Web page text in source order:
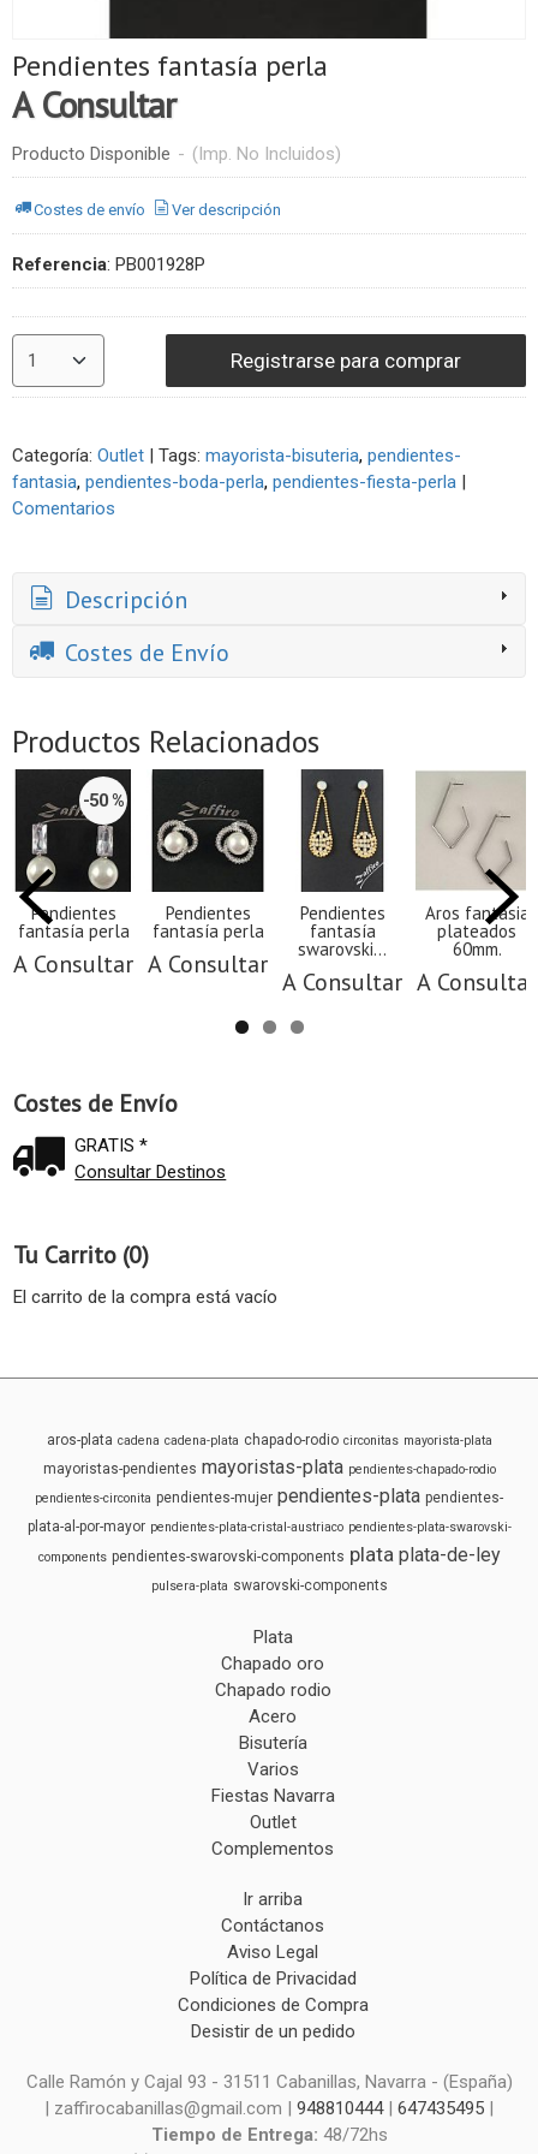
Costes de Envío
GRATIS *
Consultar Destinos
Tu Carrito (0)
El carrito de la compra está vacío
Pendientes fantasía perla
A Consultar
Producto Disponible - (Imp. No Incluidos)
Costes de envío Ver descripción
Referencia: PB001928P
Registrarse para comprar
Categoría: Outlet | Tags: mayorista-bisuteria pendientes-
fantasia pendientes-boda-perla pendientes-fiesta-perla |
Comentarios
Descripción
Costes de Envío
Productos Relacionados
-50 %
Pendientes
fantasía perla
A Consultar
Pendientes
fantasía perla
A Consultar
Pendientes
fantasía
swarovski...
A Consultar
Aros fantasia
plateados
60mm.
A Consultar
aros-plata cadena cadena-plata chapado-rodio circonitas mayorista-plata
mayoristas-pendientes mayoristas-plata pendientes-chapado-rodio
pendientes-circonita pendientes-mujer pendientes-plata pendientes-
plata-al-por-mayor pendientes-plata-cristal-austriaco pendientes-plata-swarovski-
components pendientes-swarovski-components plata plata-de-ley
pulsera-plata swarovski-components
Plata
Chapado oro
Chapado rodio
Acero
Bisutería
Varios
Fiestas Navarra
Outlet
Complementos
Ir arriba
Contáctanos
Aviso Legal
Política de Privacidad
Condiciones de Compra
Desistir de un pedido
Calle Ramón y Cajal 93 - 31511 Cabanillas, Navarra - (España)
| zaffirocabanillas@gmail.com | 948810444| 647435495 |
Tiempo de Entrega: 48/72hs